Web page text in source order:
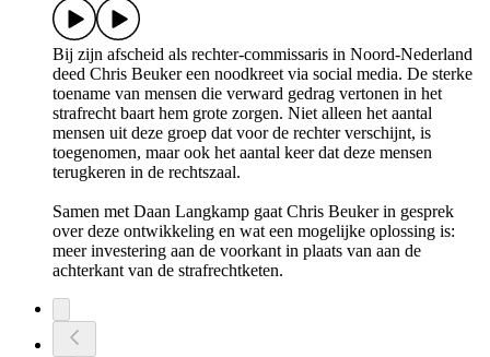
Bij zijn afscheid als rechter-commissaris in Noord-Nederland
deed Chris Beuker een noodkreet via social media. De sterke
toename van mensen die verward gedrag vertonen in het
strafrecht baart hem grote zorgen. Niet alleen het aantal
mensen uit deze groep dat voor de rechter verschijnt, is
toegenomen, maar ook het aantal keer dat deze mensen
terugkeren in de rechtszaal.
Samen met Daan Langkamp gaat Chris Beuker in gesprek
over deze ontwikkeling en wat een mogelijke oplossing is:
meer investering aan de voorkant in plaats van aan de
achterkant van de strafrechtketen.